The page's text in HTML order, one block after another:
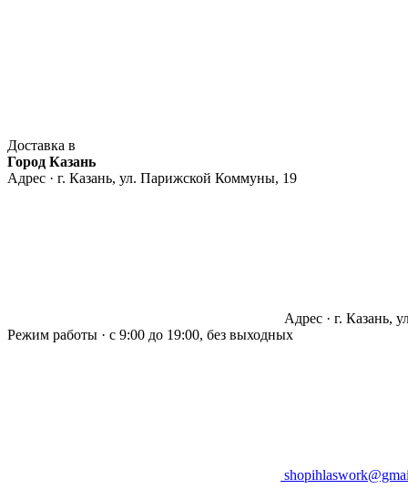
Доставка в
Город Казань
Адрес · г. Казань, ул. Парижской Коммуны, 19
Адрес · г. Казань,
Режим работы · с 9:00 до 19:00, без выходных